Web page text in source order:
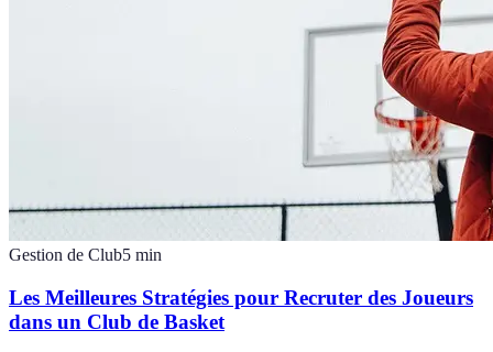
Gestion de Club5 min
Les Meilleures Stratégies pour Recruter des Joueurs
dans un Club de Basket